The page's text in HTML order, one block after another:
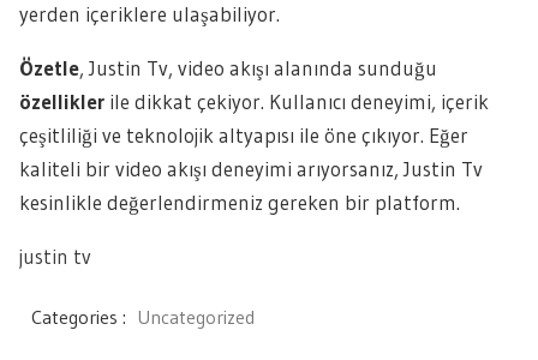
yerden içeriklere ulaşabiliyor.
Özetle, Justin Tv, video akışı alanında sunduğu
özellikler ile dikkat çekiyor. Kullanıcı deneyimi, içerik
çeşitliliği ve teknolojik altyapısı ile öne çıkıyor. Eğer
kaliteli bir video akışı deneyimi arıyorsanız, Justin Tv
kesinlikle değerlendirmeniz gereken bir platform.
justin tv
Categories : Uncategorized